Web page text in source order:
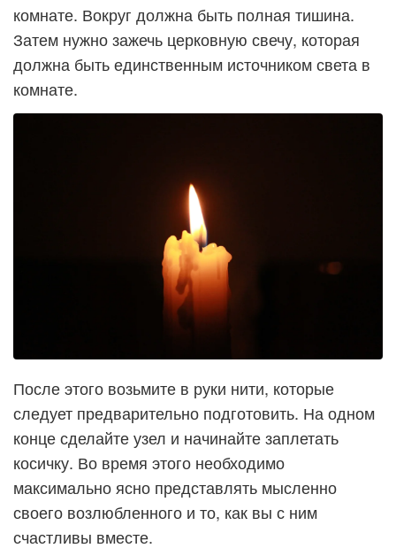
комнате. Вокруг должна быть полная тишина.
Затем нужно зажечь церковную свечу, которая
должна быть единственным источником света в
комнате.
После этого возьмите в руки нити, которые
следует предварительно подготовить. На одном
конце сделайте узел и начинайте заплетать
косичку. Во время этого необходимо
максимально ясно представлять мысленно
своего возлюбленного и то, как вы с ним
счастливы вместе.